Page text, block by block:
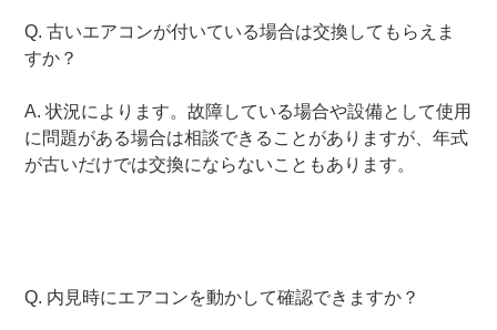
Q. 古いエアコンが付いている場合は交換してもらえま
すか？
A. 状況によります。故障している場合や設備として使用
に問題がある場合は相談できることがありますが、年式
が古いだけでは交換にならないこともあります。
Q. 内見時にエアコンを動かして確認できますか？